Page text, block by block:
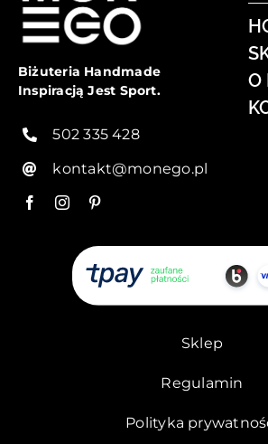
Biżuteria Handmade
Inspiracją Jest Sport.
502 335 428
kontakt@monego.pl
O
Sklep
Regulamin
Polityka